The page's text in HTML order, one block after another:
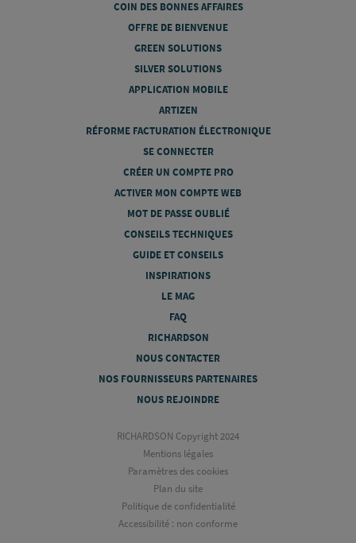
COIN DES BONNES AFFAIRES
OFFRE DE BIENVENUE
GREEN SOLUTIONS
SILVER SOLUTIONS
APPLICATION MOBILE
ARTIZEN
RÉFORME FACTURATION ÉLECTRONIQUE
SE CONNECTER
CRÉER UN COMPTE PRO
ACTIVER MON COMPTE WEB
MOT DE PASSE OUBLIÉ
CONSEILS TECHNIQUES
GUIDE ET CONSEILS
INSPIRATIONS
LE MAG
FAQ
RICHARDSON
NOUS CONTACTER
NOS FOURNISSEURS PARTENAIRES
NOUS REJOINDRE
RICHARDSON Copyright 2024
Mentions légales
Paramètres des cookies
Plan du site
Politique de confidentialité
Accessibilité : non conforme